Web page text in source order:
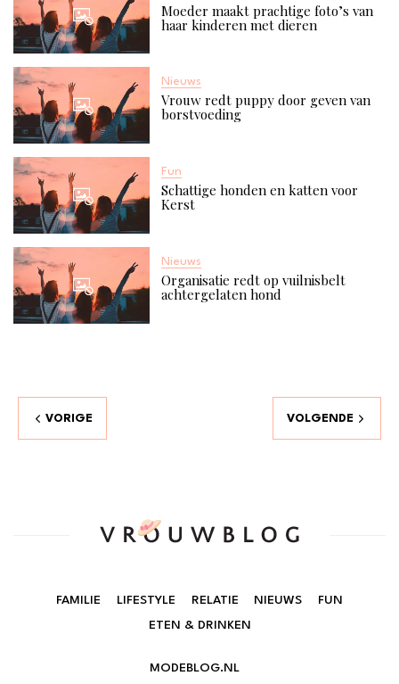
Moeder maakt prachtige foto’s van
haar kinderen met dieren
Nieuws
Vrouw redt puppy door geven van
borstvoeding
Fun
Schattige honden en katten voor
Kerst
Nieuws
Organisatie redt op vuilnisbelt
achtergelaten hond
VORIGE VOLGENDE
FAMILIE LIFESTYLE RELATIE NIEUWS
FUN
ETEN & DRINKEN
MODEBLOG.NL